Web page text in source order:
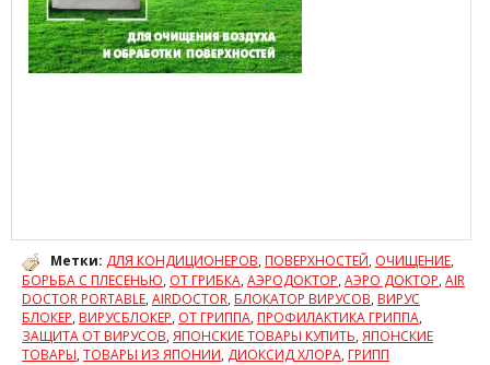
Метки: ДЛЯ КОНДИЦИОНЕРОВ, ПОВЕРХНОСТЕЙ, ОЧИЩЕНИЕ,
БОРЬБА С ПЛЕСЕНЬЮ, ОТ ГРИБКА,АЭРОДОКТОР,АЭРО ДОКТОР,AIR
DOCTOR PORTABLE,AIRDOCTOR, БЛОКАТОР ВИРУСОВ, ВИРУС
БЛОКЕР, ВИРУСБЛОКЕР, ОТ ГРИППА, ПРОФИЛАКТИКА ГРИППА,
ЗАЩИТА ОТ ВИРУСОВ,ЯПОНСКИЕ ТОВАРЫ КУПИТЬ,ЯПОНСКИЕ
ТОВАРЫ,ТОВАРЫ ИЗ ЯПОНИИ, ДИОКСИД ХЛОРА, ГРИПП